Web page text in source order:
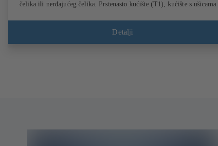
čelika ili nerđajućeg čelika. Prstenasto kućište (T1), kućište s ušicama
ili sa zaptivnom letvicom. Tipovi kućišta T4 i T7 omogućavaju
korišćenje u svojstvu završne armature. Priključci prema EN, ASME
Detalji